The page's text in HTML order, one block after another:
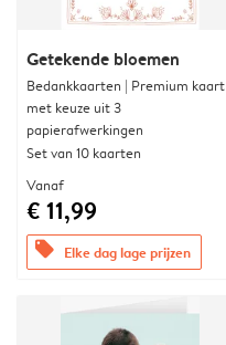
Getekende bloemen
Bedankkaarten | Premium kaart
met keuze uit 3
papierafwerkingen
Set van 10 kaarten
Vanaf
€ 11,99
offers Elke dag lage prijzen